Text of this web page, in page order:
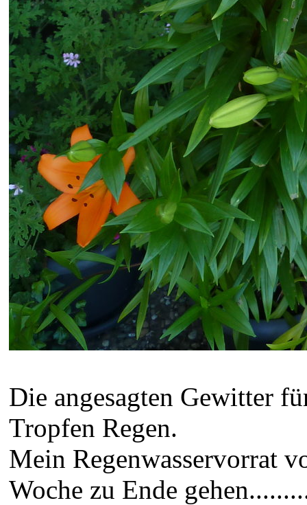
Die angesagten Gewitter
Tropfen Regen.
Mein Regenwasservorrat
Woche zu Ende